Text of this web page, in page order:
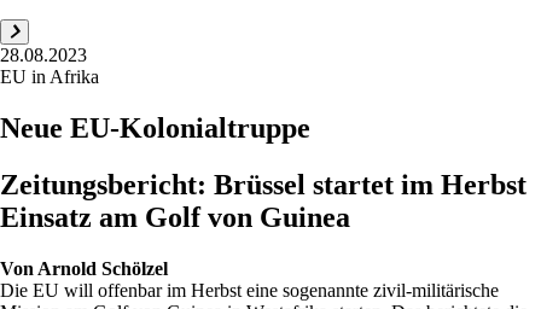
28.08.2023
EU in Afrika
Neue EU-Kolonialtruppe
Zeitungsbericht: Brüssel startet im Herbst
Einsatz am Golf von Guinea
Von Arnold Schölzel
Die EU will offenbar im Herbst eine sogenannte zivil-militärische